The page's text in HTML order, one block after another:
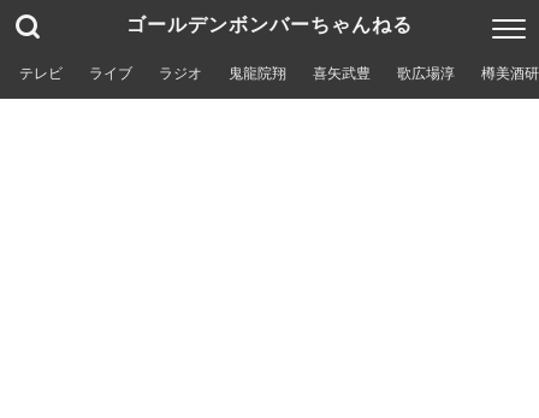
ゴールデンボンバーちゃんねる
テレビ ライブ ラジオ 鬼龍院翔 喜矢武豊 歌広場淳 樽美酒